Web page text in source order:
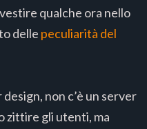
qualche ora nello
delle peculiarità del
design, non c’è un server
zittire gli utenti, ma